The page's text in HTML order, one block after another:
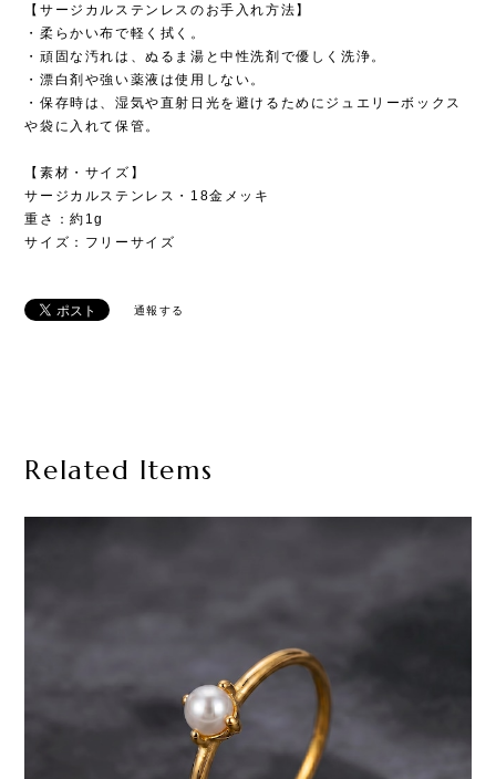
【サージカルステンレスのお手入れ方法】
・柔らかい布で軽く拭く。
・頑固な汚れは、ぬるま湯と中性洗剤で優しく洗浄。
・漂白剤や強い薬液は使用しない。
・保存時は、湿気や直射日光を避けるためにジュエリーボックス
や袋に入れて保管。
【素材・サイズ】
サージカルステンレス・18金メッキ
重さ：約1g
サイズ：フリーサイズ
通報する
Related Items